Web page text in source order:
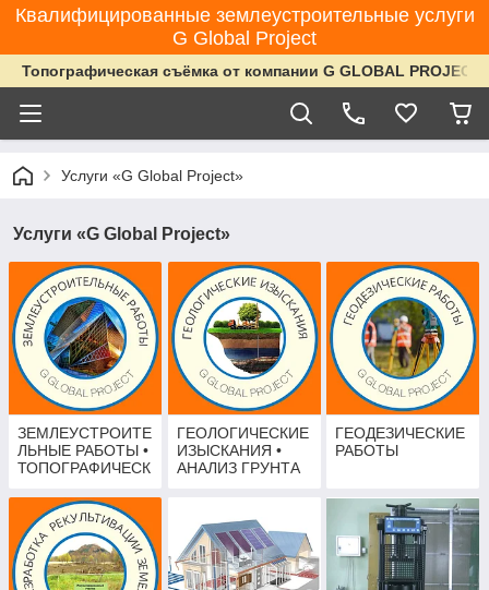
Квалифицированные землеустроительные услуги
G Global Project
Топографическая съёмка от компании G GLOBAL PROJECT
Услуги «G Global Project»
Услуги «G Global Project»
ЗЕМЛЕУСТРОИТЕ
ЛЬНЫЕ РАБОТЫ •
ТОПОГРАФИЧЕСК
ЗЕМЛЕУСТРОИТЕ
ЛЬНЫЙ ПРОЕКТ
ГЕОЛОГИЧЕСКИЕ
ИЗЫСКАНИЯ •
АНАЛИЗ ГРУНТА
ГЕОДЕЗИЧЕСКИЕ
РАБОТЫ